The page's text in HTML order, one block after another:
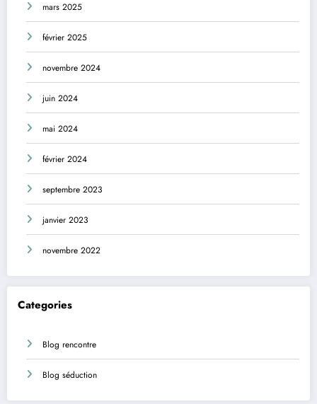
mars 2025
février 2025
novembre 2024
juin 2024
mai 2024
février 2024
septembre 2023
janvier 2023
novembre 2022
Categories
Blog rencontre
Blog séduction